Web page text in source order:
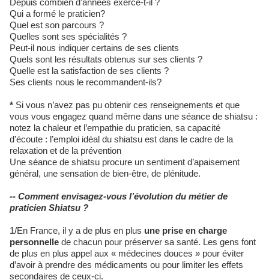
Depuis combien d’années exerce-t-il ?
Qui a formé le praticien?
Quel est son parcours ?
Quelles sont ses spécialités ?
Peut-il nous indiquer certains de ses clients
Quels sont les résultats obtenus sur ses clients ?
Quelle est la satisfaction de ses clients ?
Ses clients nous le recommandent-ils?
* Si vous n’avez pas pu obtenir ces renseignements et que
vous vous engagez quand même dans une séance de shiatsu :
notez la chaleur et l’empathie du praticien, sa capacité
d’écoute : l’emploi idéal du shiatsu est dans le cadre de la
relaxation et de la prévention
Une séance de shiatsu procure un sentiment d’apaisement
général, une sensation de bien-être, de plénitude.
-- Comment envisagez-vous l’évolution du métier de
praticien Shiatsu ?
1/En France, il y a de plus en plus une prise en charge
personnelle de chacun pour préserver sa santé. Les gens font
de plus en plus appel aux « médecines douces » pour éviter
d’avoir à prendre des médicaments ou pour limiter les effets
secondaires de ceux-ci.